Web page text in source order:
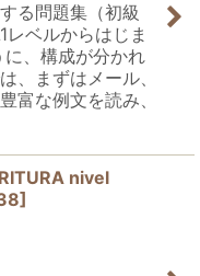
る問題集（初級
レベルからはじま
、構成が分かれ
、まずはメール、
富な例文を読み、
nivel
]